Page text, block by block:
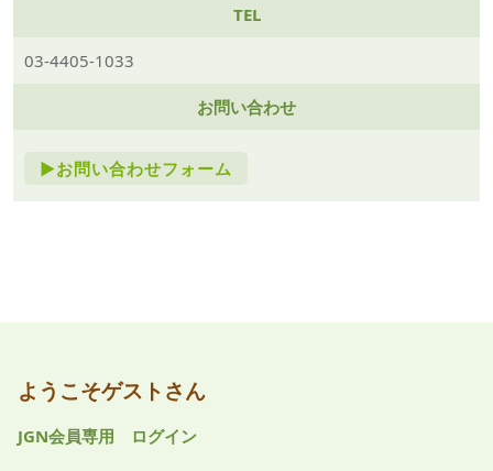
TEL
03-4405-1033
お問い合わせ
►お問い合わせフォーム
ようこそゲストさん
JGN会員専用 ログイン